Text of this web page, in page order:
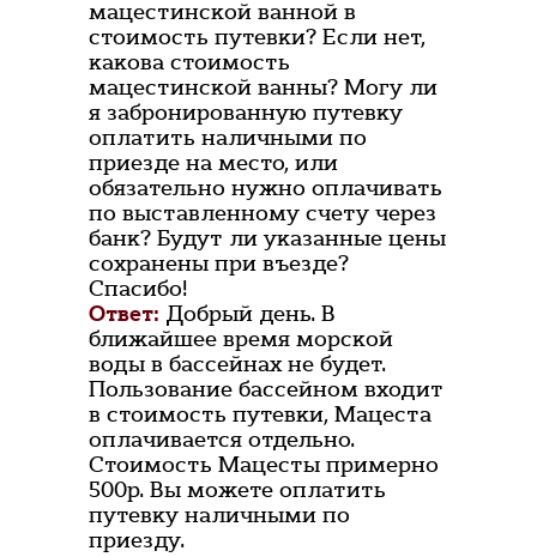
мацестинской ванной в
стоимость путевки? Если нет,
какова стоимость
мацестинской ванны? Могу ли
я забронированную путевку
оплатить наличными по
приезде на место, или
обязательно нужно оплачивать
по выставленному счету через
банк? Будут ли указанные цены
сохранены при въезде?
Спасибо!
Ответ: Добрый день. В
ближайшее время морской
воды в бассейнах не будет.
Пользование бассейном входит
в стоимость путевки, Мацеста
оплачивается отдельно.
Стоимость Мацесты примерно
500р. Вы можете оплатить
путевку наличными по
приезду.